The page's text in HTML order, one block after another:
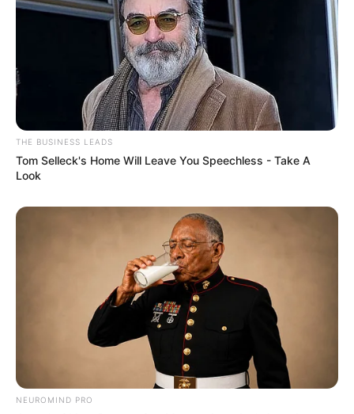
THE BUSINESS LEADS
Tom Selleck's Home Will Leave You Speechless - Take A
Look
NEUROMIND PRO